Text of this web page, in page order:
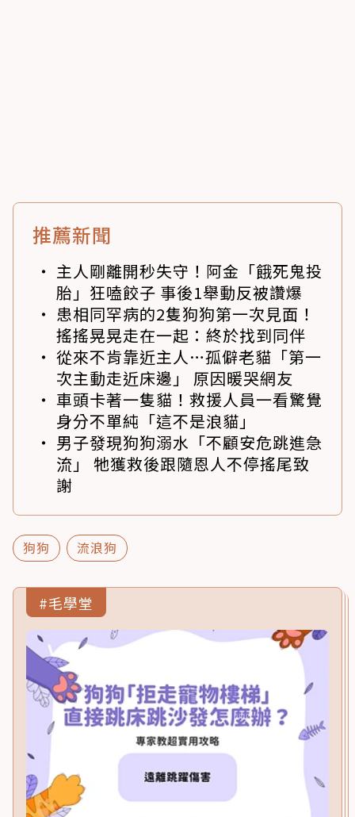
推薦新聞
主人剛離開秒失守！阿金「餓死鬼投
胎」狂嗑餃子 事後1舉動反被讚爆
患相同罕病的2隻狗狗第一次見面！
搖搖晃晃走在一起：終於找到同伴
從來不肯靠近主人…孤僻老貓「第一
次主動走近床邊」 原因暖哭網友
車頭卡著一隻貓！救援人員一看驚覺
身分不單純「這不是浪貓」
男子發現狗狗溺水「不顧安危跳進急
流」 牠獲救後跟隨恩人不停搖尾致
謝
狗狗 流浪狗
#毛學堂